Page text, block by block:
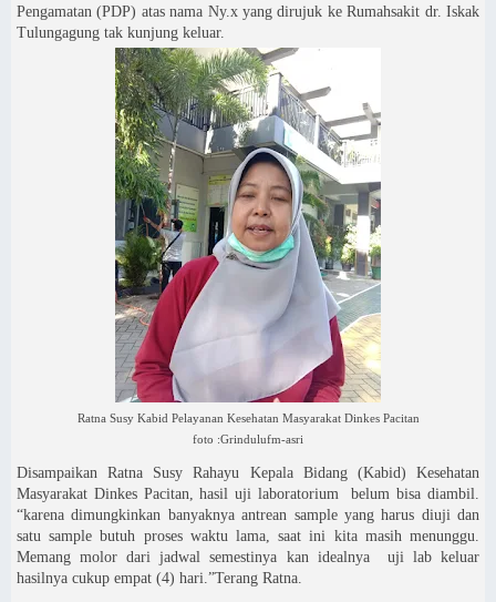
Pengamatan (PDP) atas nama Ny.x yang dirujuk ke Rumahsakit dr. Iskak
Tulungagung tak kunjung keluar.
Ratna Susy Kabid Pelayanan Kesehatan Masyarakat Dinkes Pacitan
foto :Grindulufm-asri
Disampaikan Ratna Susy Rahayu Kepala Bidang (Kabid) Kesehatan
Masyarakat Dinkes Pacitan, hasil uji laboratorium belum bisa diambil.
“karena dimungkinkan banyaknya antrean sample yang harus diuji dan
satu sample butuh proses waktu lama, saat ini kita masih menunggu.
Memang molor dari jadwal semestinya kan idealnya uji lab keluar
hasilnya cukup empat (4) hari.”Terang Ratna.